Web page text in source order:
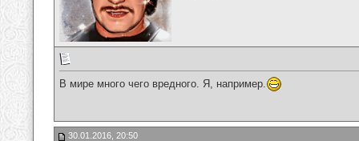
В мире много чего вредного. Я, например.
30.01.2016, 20:50